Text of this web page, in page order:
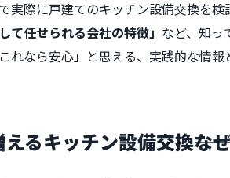
実際に戸建てのキッチン設備交換を検
て任せられる会社の特徴」 など、知っ
れなら安心」と思える、実践的な情
るキッチン設備交換――な